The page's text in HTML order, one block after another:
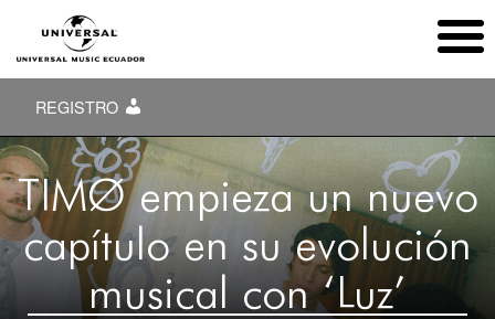
REGISTRO
TIMØ empieza un nuevo
capítulo en su evolución
musical con ‘Luz’